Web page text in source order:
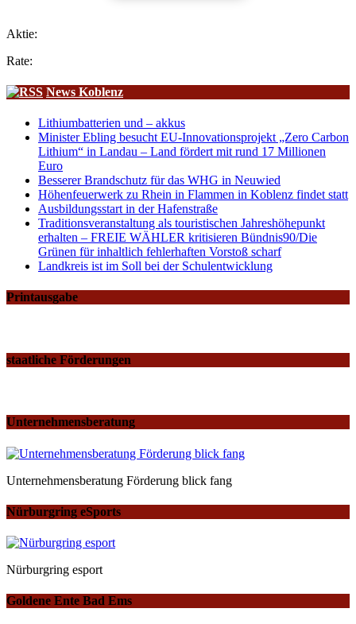
Aktie:
Rate:
News Koblenz
Lithiumbatterien und – akkus
Minister Ebling besucht EU-Innovationsprojekt „Zero Carbon
Lithium“ in Landau – Land fördert mit rund 17 Millionen
Euro
Besserer Brandschutz für das WHG in Neuwied
Höhenfeuerwerk zu Rhein in Flammen in Koblenz findet statt
Ausbildungsstart in der Hafenstraße
Traditionsveranstaltung als touristischen Jahreshöhepunkt
erhalten – FREIE WÄHLER kritisieren Bündnis90/Die
Grünen für inhaltlich fehlerhaften Vorstoß scharf
Landkreis ist im Soll bei der Schulentwicklung
Printausgabe
staatliche Förderungen
Unternehmensberatung
Unternehmensberatung Förderung blick fang
Nürburgring eSports
Nürburgring esport
Goldene Ente Bad Ems